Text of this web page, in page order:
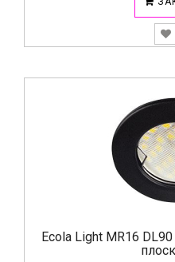
Ecola Light MR16